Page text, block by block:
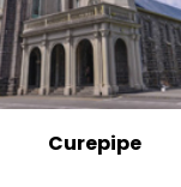
Curepipe